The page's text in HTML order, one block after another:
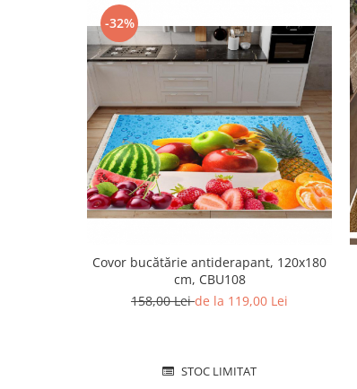
-32%
Covor bucătărie antiderapant, 120x180
cm, CBU108
158,00 Leide la 119,00 Lei
STOC LIMITAT